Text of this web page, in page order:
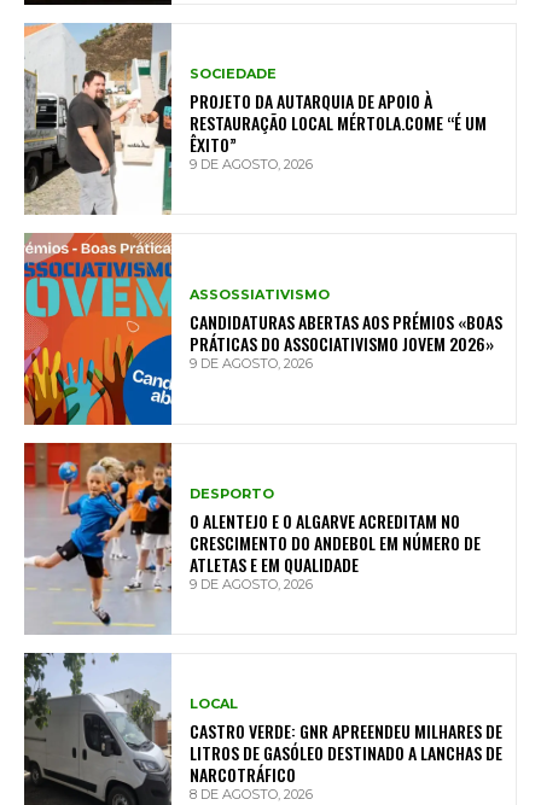
SOCIEDADE
PROJETO DA AUTARQUIA DE APOIO À
RESTAURAÇÃO LOCAL MÉRTOLA.COME “É UM
ÊXITO”
9 DE AGOSTO, 2026
ASSOSSIATIVISMO
CANDIDATURAS ABERTAS AOS PRÉMIOS «BOAS
PRÁTICAS DO ASSOCIATIVISMO JOVEM 2026»
9 DE AGOSTO, 2026
DESPORTO
O ALENTEJO E O ALGARVE ACREDITAM NO
CRESCIMENTO DO ANDEBOL EM NÚMERO DE
ATLETAS E EM QUALIDADE
9 DE AGOSTO, 2026
LOCAL
CASTRO VERDE: GNR APREENDEU MILHARES DE
LITROS DE GASÓLEO DESTINADO A LANCHAS DE
NARCOTRÁFICO
8 DE AGOSTO, 2026